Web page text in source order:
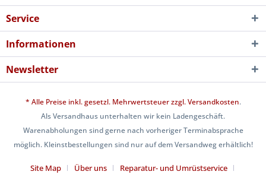
Service
Informationen
Newsletter
* Alle Preise inkl. gesetzl. Mehrwertsteuer zzgl.Versandkosten.
Als Versandhaus unterhalten wir kein Ladengeschäft.
Warenabholungen sind gerne nach vorheriger Terminabsprache
möglich. Kleinstbestellungen sind nur auf dem Versandweg erhältlich!
Site Map Über uns
Reparatur- und Umrüstservice